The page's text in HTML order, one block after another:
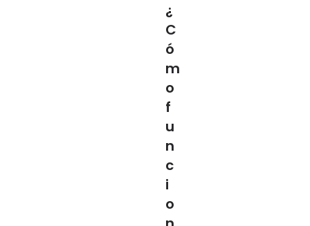
¿
C
ó
m
o
f
u
n
c
i
o